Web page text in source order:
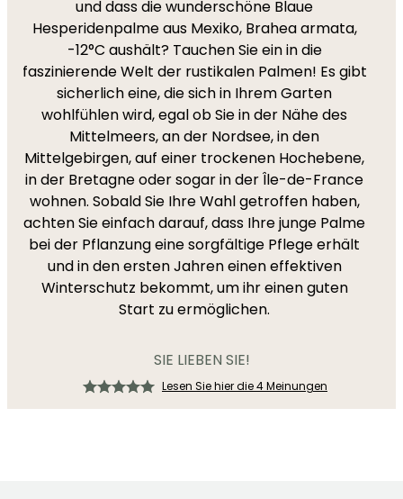
und dass die wunderschöne Blaue
Hesperidenpalme aus Mexiko, Brahea armata,
-12°C aushält? Tauchen Sie ein in die
faszinierende Welt der rustikalen Palmen! Es gibt
sicherlich eine, die sich in Ihrem Garten
wohlfühlen wird, egal ob Sie in der Nähe des
Mittelmeers, an der Nordsee, in den
Mittelgebirgen, auf einer trockenen Hochebene,
in der Bretagne oder sogar in der Île-de-France
wohnen. Sobald Sie Ihre Wahl getroffen haben,
achten Sie einfach darauf, dass Ihre junge Palme
bei der Pflanzung eine sorgfältige Pflege erhält
und in den ersten Jahren einen effektiven
Winterschutz bekommt, um ihr einen guten
Start zu ermöglichen.
SIE LIEBEN SIE!
Lesen Sie hier die 4 Meinungen